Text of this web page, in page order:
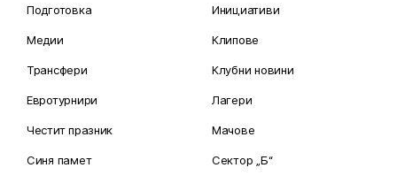
Подготовка
Медии
Трансфери
Евротурнири
Честит празник
Синя памет
Инициативи
Клипове
Клубни новини
Лагери
Мачове
Сектор „Б“